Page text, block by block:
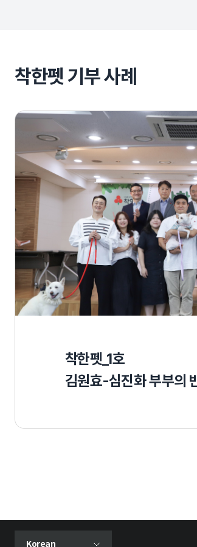
착한펫 기부 사례
착한펫_1호
김원효-심진화 부부의
현재 선택된 언어
Korean